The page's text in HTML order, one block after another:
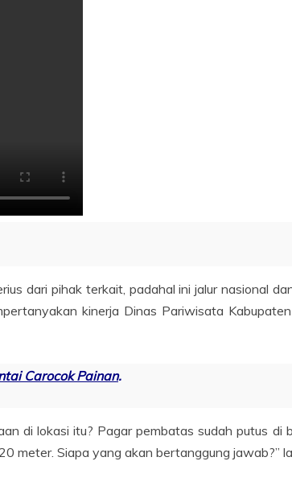
dari pihak terkait, padahal ini jalur nasional
kinerja Dinas Pariwisata
Carocok Painan.
di lokasi itu? Pagar pembatas sudah putus di
meter. Siapa yang akan bertanggung jawab?”